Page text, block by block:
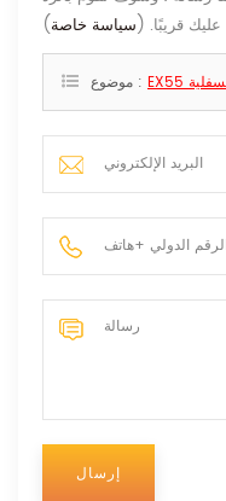
عليك قريبًا. (سياسة خاصة)
موضوع :